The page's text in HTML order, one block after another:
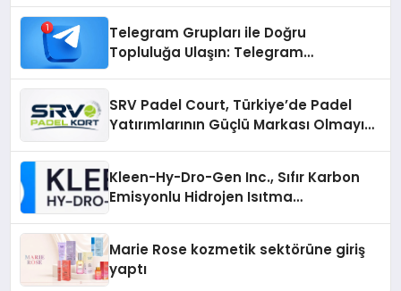
Telegram Grupları ile Doğru
Topluluğa Ulaşın: Telegram
SRV Padel Court, Türkiye’de Padel
Yatırımlarının Güçlü Markası Olmayı
Kleen-Hy-Dro-Gen Inc., Sıfır Karbon
Emisyonlu Hidrojen Isıtma
Marie Rose kozmetik sektörüne giriş
yaptı